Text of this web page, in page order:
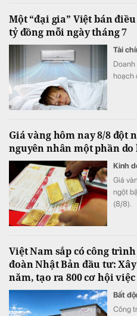
Một “đại gia” Việt bán
tỷ đồng mỗi ngày tháng 7
Tài
hoạch
Giá vàng hôm nay 8/8 đột
nguyên nhân một phần do
Kinh
Giá
ngột
(8/8).
Việt Nam sắp có công
đoàn Nhật Bản đầu tư:
năm, tạo ra 800 cơ hội
Bất
Công